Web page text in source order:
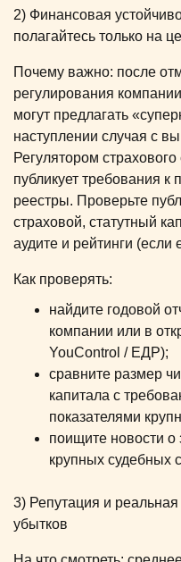
2) Финансовая
полагайтесь только на
Почему важно: после
регулирования
могут предлагать
наступлении случая с
Регулятором
публикует требования к
реестры. Проверьте
страховой, статутный
аудите и рейтинги (если
Как проверять:
найдите годовой
компании или в
YouControl / ЕДР);
сравните размер
капитала с
показателями
поищите новости о
крупных судебных
3) Репутация и
убытков